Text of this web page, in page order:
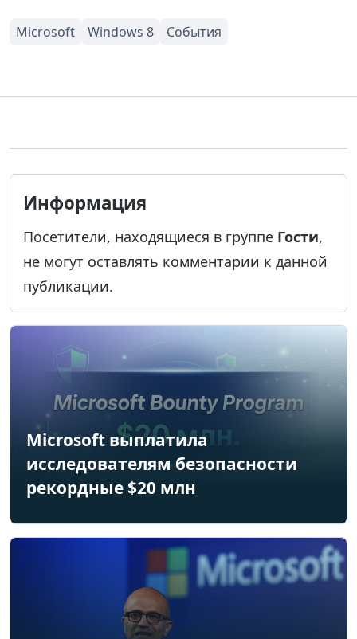
Информация
Посетители, находящиеся в группе Гости,
не могут оставлять комментарии к данной
публикации.
Microsoft выплатила
исследователям безопасности
рекордные $20 млн